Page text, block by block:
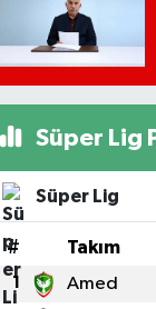
Süper Lig
Süper Lig
# Takım
1 Amed